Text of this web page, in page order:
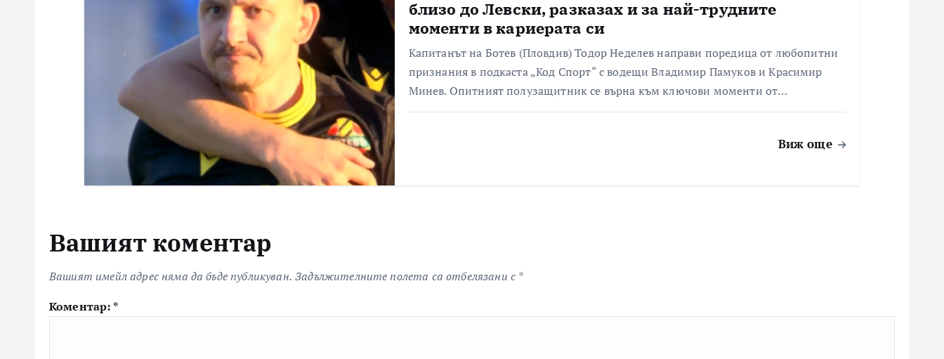
близо до Левски, разказах и за най-трудните
моменти в кариерата си
Капитанът на Ботев (Пловдив) Тодор Неделев направи поредица от любопитни
признания в подкаста „Код Спорт“ с водещи Владимир Памуков и Красимир
Минев. Опитният полузащитник се върна към ключови моменти от…
Виж още
Вашият коментар
Вашият имейл адрес няма да бъде публикуван. Задължителните полета са отбелязани с *
Коментар: *